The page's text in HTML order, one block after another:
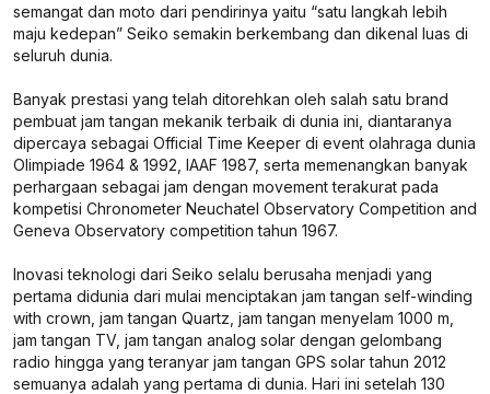
semangat dan moto dari pendirinya yaitu “satu langkah lebih
maju kedepan” Seiko semakin berkembang dan dikenal luas di
seluruh dunia.
Banyak prestasi yang telah ditorehkan oleh salah satu brand
pembuat jam tangan mekanik terbaik di dunia ini, diantaranya
dipercaya sebagai Official Time Keeper di event olahraga dunia
Olimpiade 1964 & 1992, IAAF 1987, serta memenangkan banyak
perhargaan sebagai jam dengan movement terakurat pada
kompetisi Chronometer Neuchatel Observatory Competition and
Geneva Observatory competition tahun 1967.
Inovasi teknologi dari Seiko selalu berusaha menjadi yang
pertama didunia dari mulai menciptakan jam tangan self-winding
with crown, jam tangan Quartz, jam tangan menyelam 1000 m,
jam tangan TV, jam tangan analog solar dengan gelombang
radio hingga yang teranyar jam tangan GPS solar tahun 2012
semuanya adalah yang pertama di dunia. Hari ini setelah 130